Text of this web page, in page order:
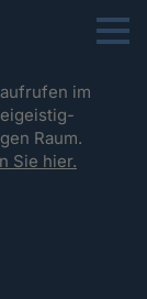
Menu
im
Raum.
Sie hier.